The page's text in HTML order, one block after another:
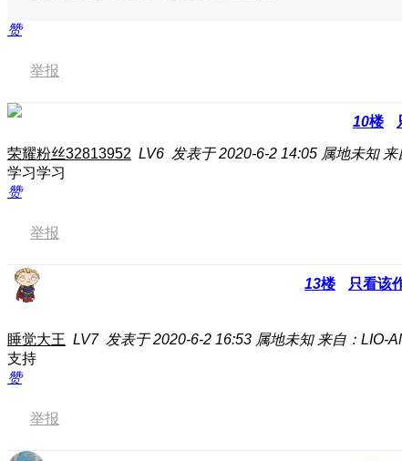
赞
举报
10楼
荣耀粉丝32813952 LV6 发表于 2020-6-2 14:05 属地未知 来
学习学习
赞
举报
13楼 只看该
睡觉大王 LV7 发表于 2020-6-2 16:53 属地未知 来自：LIO-
支持
赞
举报